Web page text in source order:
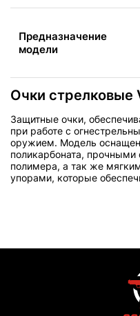
Предназначение
модели
Очки стрелковые
Защитные очки,
при работе с
оружием. Модель
поликарбоната, прочными
полимера, а так же
упорами, которые